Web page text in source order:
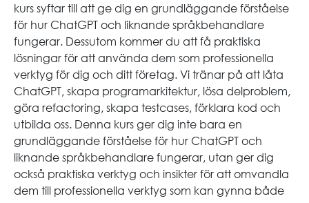
kurs syftar till att ge dig en grundläggande förståelse
för hur ChatGPT och liknande språkbehandlare
fungerar. Dessutom kommer du att få praktiska
lösningar för att använda dem som professionella
verktyg för dig och ditt företag. Vi tränar på att låta
ChatGPT, skapa programarkitektur, lösa delproblem,
göra refactoring, skapa testcases, förklara kod och
utbilda oss. Denna kurs ger dig inte bara en
grundläggande förståelse för hur ChatGPT och
liknande språkbehandlare fungerar, utan ger dig
också praktiska verktyg och insikter för att omvandla
dem till professionella verktyg som kan gynna både